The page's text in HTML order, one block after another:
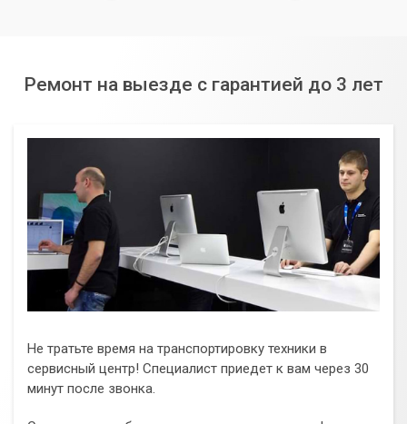
Ремонт на выезде с гарантией до 3 лет
Не тратьте время на транспортировку техники в
сервисный центр! Специалист приедет к вам через 30
минут после звонка.